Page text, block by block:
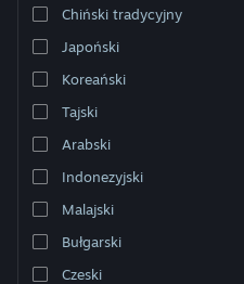
Zmień język
Pobierz aplikację mobilną Steam
Wersja przeglądarkowa
Chiński tradycyjny
Japoński
Koreański
Tajski
Arabski
Indonezyjski
Malajski
Bułgarski
Czeski
Liczba wyników pasujących do
uwzględniono 1 tytułu na podstawie